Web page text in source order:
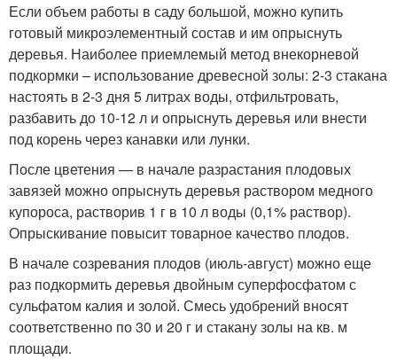
Если объем работы в саду большой, можно купить
готовый микроэлементный состав и им опрыснуть
деревья. Наиболее приемлемый метод внекорневой
подкормки – использование древесной золы: 2-3 стакана
настоять в 2-3 дня 5 литрах воды, отфильтровать,
разбавить до 10-12 л и опрыснуть деревья или внести
под корень через канавки или лунки.
После цветения — в начале разрастания плодовых
завязей можно опрыснуть деревья раствором медного
купороса, растворив 1 г в 10 л воды (0,1% раствор).
Опрыскивание повысит товарное качество плодов.
В начале созревания плодов (июль-август) можно еще
раз подкормить деревья двойным суперфосфатом с
сульфатом калия и золой. Смесь удобрений вносят
соответственно по 30 и 20 г и стакану золы на кв. м
площади.